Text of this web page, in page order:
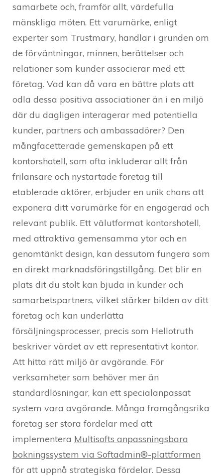
samarbete och, framför allt, värdefulla
mänskliga möten. Ett varumärke, enligt
experter som Trustmary, handlar i grunden om
de förväntningar, minnen, berättelser och
relationer som kunder associerar med ett
företag. Vad kan då vara en bättre plats att
odla dessa positiva associationer än i en miljö
där du dagligen interagerar med potentiella
kunder, partners och ambassadörer? Den
mångfacetterade gemenskapen på ett
kontorshotell, som ofta inkluderar allt från
frilansare och nystartade företag till
etablerade aktörer, erbjuder en unik chans att
exponera ditt varumärke för en engagerad och
relevant publik. Ett välutformat kontorshotell,
med attraktiva gemensamma ytor och en
genomtänkt design, kan dessutom fungera som
en direkt marknadsföringstillgång. Det blir en
plats dit du stolt kan bjuda in kunder och
samarbetspartners, vilket stärker bilden av ditt
företag och kan underlätta
försäljningsprocesser, precis som Hellotruth
beskriver värdet av ett representativt kontor.
Att hitta rätt miljö är avgörande. För
verksamheter som behöver mer än
standardlösningar, kan ett specialanpassat
system vara avgörande. Många framgångsrika
företag ser stora fördelar med att
implementera Multisofts anpassningsbara
bokningssystem via Softadmin®-plattformen
för att uppnå strategiska fördelar. Dessa